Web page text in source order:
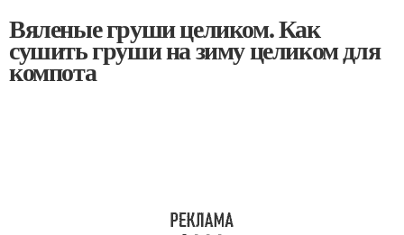
Вяленые груши целиком. Как
сушить груши на зиму целиком для
компота